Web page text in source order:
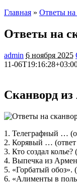
Главная » Ответы на
Ответы на
admin 6 ноября 2025
11-
Сканворд
1. Телеграфный …
2. Корявый … (ответ
3. Кто создал колье?
4. Выпечка из
5. «Горбатый обоз».
6. «Алименты в